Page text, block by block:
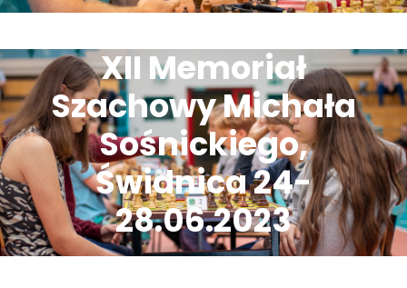
XII Memoriał
Szachowy Michała
Sośnickiego,
Świdnica 24-
28.06.2023